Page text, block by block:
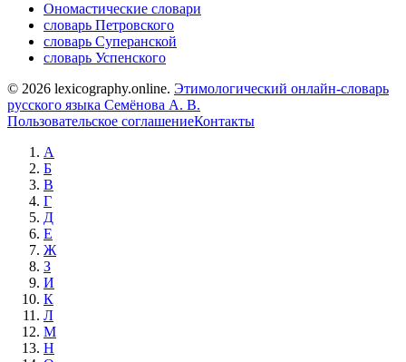
Ономастические словари
словарь Петровского
словарь Суперанской
словарь Успенского
© 2026 lexicography.online. Этимологический онлайн-словарь
русского языка Семёнова А. В.
Пользовательское соглашениеКонтакты
А
Б
В
Г
Д
Е
Ж
З
И
К
Л
М
Н